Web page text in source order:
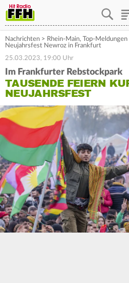
Nachrichten > Rhein-Main, Top-Meldungen
Neujahrsfest Newroz in Frankfurt
25.03.2023, 19:00 Uhr
Im Frankfurter Rebstockpark
TAUSENDE FEIERN
NEUJAHRSFEST